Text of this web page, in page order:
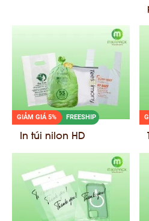
GIẢM GIÁ 5% FREESHIP
In túi nilon HD